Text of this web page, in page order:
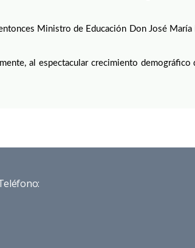
Ministro de Educación Don José
al espectacular crecimiento demográfico